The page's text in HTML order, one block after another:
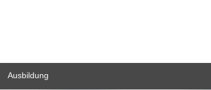
Ausbildung